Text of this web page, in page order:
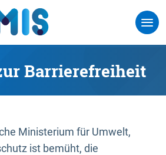
Barrierefreiheit
Ministerium für Umwelt,
ist bemüht, die